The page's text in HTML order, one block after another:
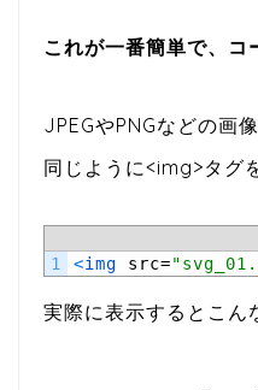
これが一番簡単で、コ
JPEGやPNGなどの画
同じように<img>タグ
1 <img src=
実際に表示するとこん